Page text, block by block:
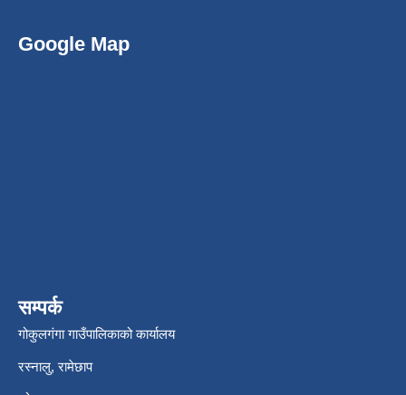
Google Map
सम्पर्क
गोकुलगंगा गाउँपालिकाको कार्यालय
रस्नालु, रामेछाप